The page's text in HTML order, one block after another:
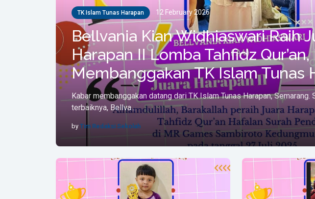
TK Islam Tunas Harapan 12 February 2026
Bellvania Kian Widhiaswari Raih
Harapan II Lomba Tahfidz
Membanggakan TK Islam Tunas
Kabar membanggakan datang dari TK Islam Tunas Harapan,
terbaiknya, Bellva...
by Tim Redaksi Sekolah